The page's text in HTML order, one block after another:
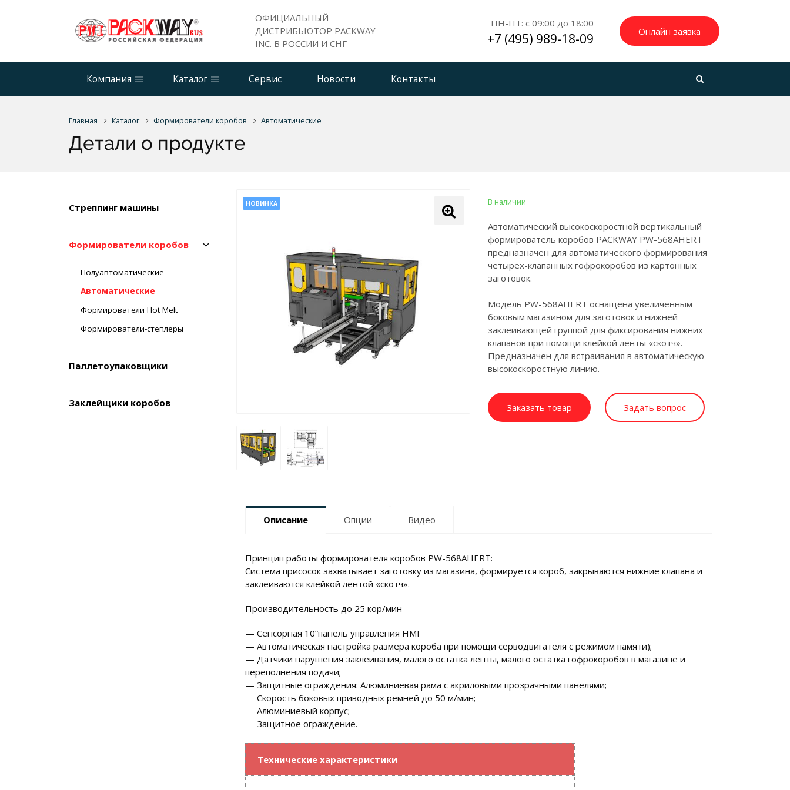
ОФИЦИАЛЬНЫЙ
ДИСТРИБЬЮТОР PACKWAY
INC. В РОССИИ И СНГ
ПН-ПТ: с 09:00 до 18:00
+7 (495) 989-18-09 Онлайн заявка
Компания Каталог Сервис Новости Контакты
Главная Каталог Формирователи коробов Автоматические
Детали о продукте
Стреппинг машины
Формирователи коробов
Полуавтоматические
Автоматические
Формирователи Hot Melt
Формирователи-степлеры
Паллетоупаковщики
Заклейщики коробов
НОВИНКА В наличии
Автоматический высокоскоростной вертикальный
формирователь коробов PACKWAY PW-568AHERT
предназначен для автоматического формирования
четырех-клапанных гофрокоробов из картонных
заготовок.
Модель PW-568AHERT оснащена увеличенным
боковым магазином для заготовок и нижней
заклеивающей группой для фиксирования нижних
клапанов при помощи клейкой ленты «скотч».
Предназначен для встраивания в автоматическую
высокоскоростную линию.
Заказать товар Задать вопрос
Описание Опции Видео
Принцип работы формирователя коробов PW-568AHERT:
Система присосок захватывает заготовку из магазина, формируется короб, закрываются нижние клапана и
заклеиваются клейкой лентой «скотч».
Производительность до 25 кор/мин
— Сенсорная 10”панель управления HMI
— Автоматическая настройка размера короба при помощи серводвигателя с режимом памяти);
— Датчики нарушения заклеивания, малого остатка ленты, малого остатка гофрокоробов в магазине и
переполнения подачи;
— Защитные ограждения: Алюминиевая рама с акриловыми прозрачными панелями;
— Скорость боковых приводных ремней до 50 м/мин;
— Алюминиевый корпус;
— Защитное ограждение.
Технические характеристики